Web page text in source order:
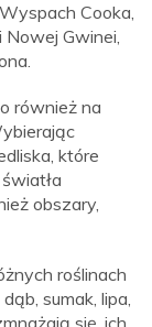
Cooka,
Nowej Gwinei,
również na
które
obszary,
roślinach
sumak, lipa,
się, ich